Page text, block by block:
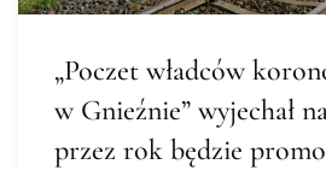
„Poczet władców
w Gnieźnie” wyjechał
przez rok będzie